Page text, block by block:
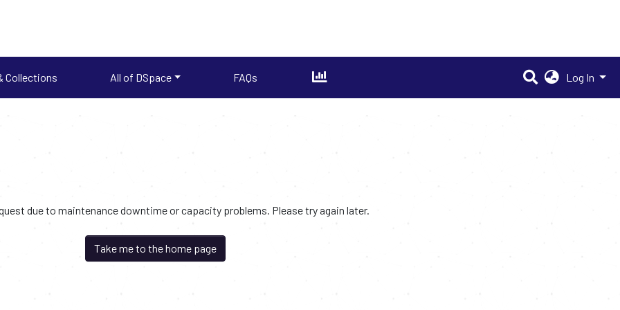
Collections All of DSpace FAQs Log In
due to maintenance downtime or capacity problems. Please try again later.
Take me to the home page